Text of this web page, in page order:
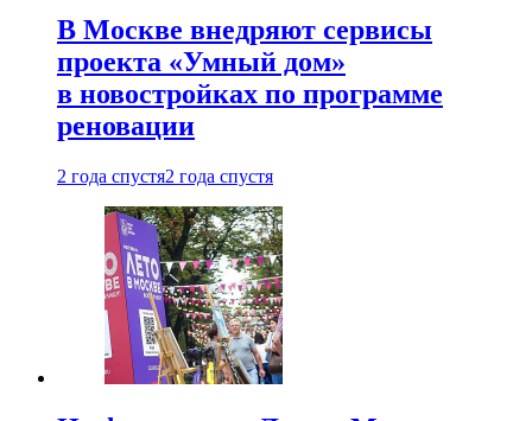
В Москве внедряют сервисы
проекта «Умный дом»
в новостройках по программе
реновации
2 года спустя2 года спустя